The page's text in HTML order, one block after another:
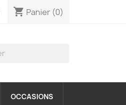
shopping_cart Panier (0)
OCCASIONS